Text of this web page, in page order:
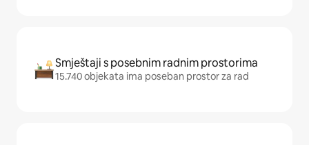
Smještaji s posebnim radnim prostorima
15.740 objekata ima poseban prostor za rad